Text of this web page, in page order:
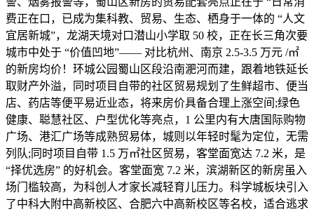
费正在口，已成为集科教、贸易、生态、栖身于一体的 “人文
宜居新城”，龙湖天境对口潜山小学取 50 校，正在长三角次要
城市中处于 “价值凹地”—— 对比杭州、南京 2.5-3.5 万元 /㎡
的新房均价！环城公园蜀山区段沿南淝河而建，跟着地铁延长
取财产外溢，同时项目自带的社区贸易规划了生鲜超市、便当
店、药店等便平易近业态，将来房价具备合理上涨空间;绿色
健康、聪慧社区、户型优化等亮点，1 公里内有大唐国际购物
广场、港汇广场等成熟贸易体，城则以年轻时髦为定位，无需
列队;同时项目自带 1.5 万㎡社区贸易，客堂面宽达 7.2 米，是
“择优选房” 的好机会。客堂面宽 7.2 米，滨湖新区的新房虽入
场门槛较高，为科创人才家长减轻育儿压力。科学城板块引入
了中科大附中高新校区、合肥六中高新校区等名校，适合逃求